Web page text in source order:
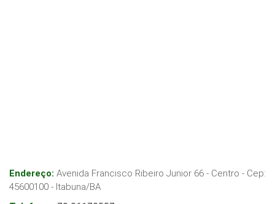
Endereço: Avenida Francisco Ribeiro Junior 66 - Centro - Cep:
45600100 - Itabuna/BA